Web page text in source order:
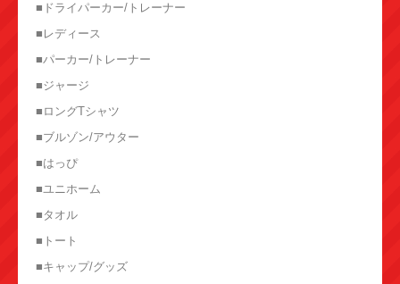
■ドライパーカー/トレーナー
■レディース
■パーカー/トレーナー
■ジャージ
■ロングTシャツ
■ブルゾン/アウター
■はっぴ
■ユニホーム
■タオル
■トート
■キャップ/グッズ